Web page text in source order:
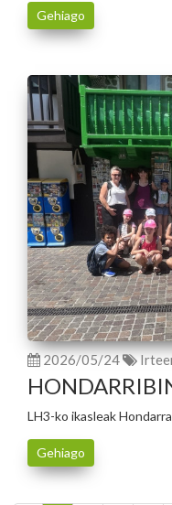
Gehiago
2026/05/24
LH3-ko ikasleak
Gehiago